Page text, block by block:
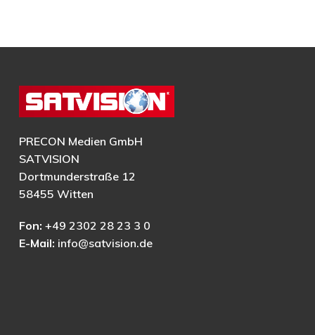
PRECON Medien GmbH
SATVISION
Dortmunderstraße 12
58455 Witten
Fon: +49 2302 28 23 3 0
E-Mail: info@satvision.de